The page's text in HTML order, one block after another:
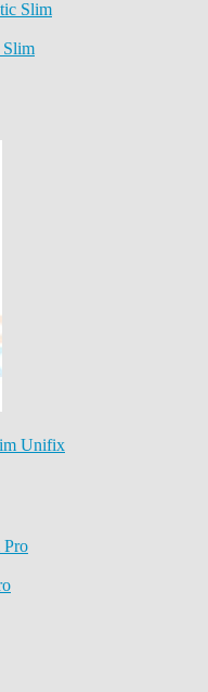
Unifix